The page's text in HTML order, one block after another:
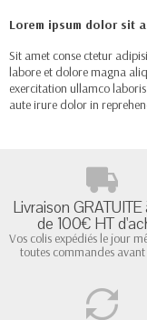
Lorem ipsum dolor sit
Sit amet conse ctetur
labore et dolore magna
exercitation ullamco
aute irure dolor in
Livraison
de 100€ HT
Vos colis expédiés le jour
toutes commandes